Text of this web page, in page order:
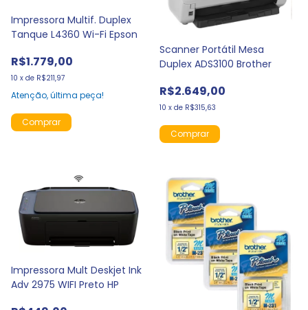
Impressora Multif. Duplex
Tanque L4360 Wi-Fi Epson
R$1.779,00
10 x de R$211,97
Atenção, última peça!
Scanner Portátil Mesa
Duplex ADS3100 Brother
R$2.649,00
10 x de R$315,63
Impressora Mult Deskjet Ink
Adv 2975 WIFI Preto HP